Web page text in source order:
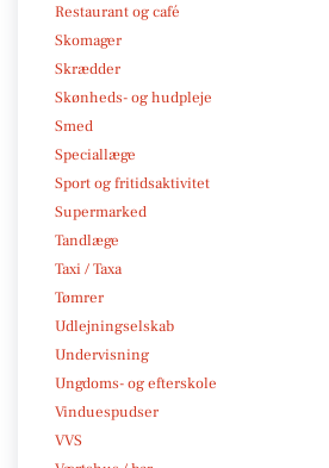
Restaurant og café
Skomager
Skrædder
Skønheds- og hudpleje
Smed
Speciallæge
Sport og fritidsaktivitet
Supermarked
Tandlæge
Taxi / Taxa
Tømrer
Udlejningselskab
Undervisning
Ungdoms- og efterskole
Vinduespudser
VVS